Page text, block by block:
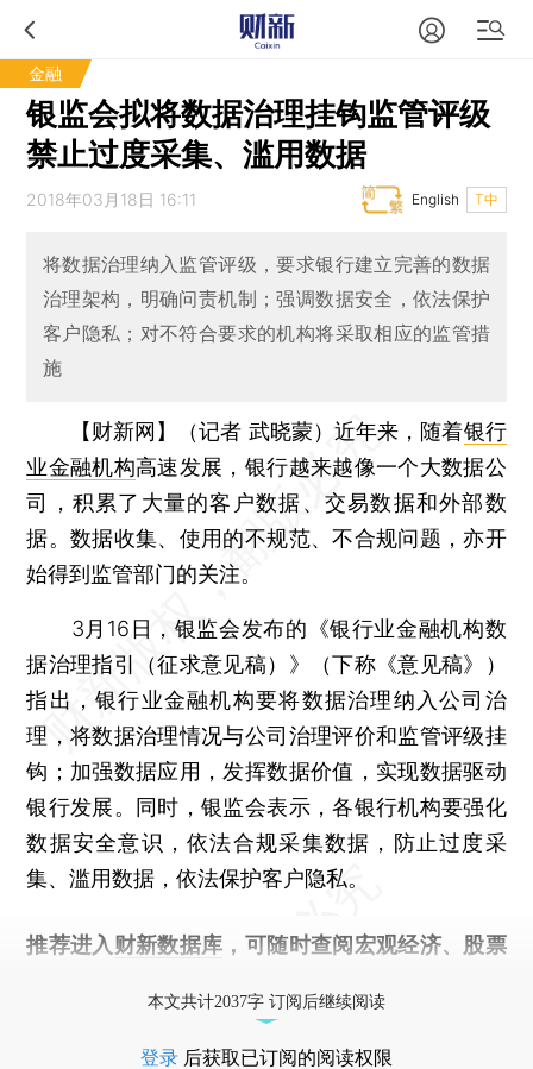
金融
银监会拟将数据治理挂钩监管评级
禁止过度采集、滥用数据
2018年03月18日 16:11 T中
English
将数据治理纳入监管评级，要求银行建立完善的数据
治理架构，明确问责机制；强调数据安全，依法保护
客户隐私；对不符合要求的机构将采取相应的监管措
施
【财新网】（记者 武晓蒙） 近年来，随着银行
业金融机构高速发展，银行越来越像一个大数据公
司，积累了大量的客户数据、交易数据和外部数
据。数据收集、使用的不规范、不合规问题，亦开
始得到监管部门的关注。
3月16日，银监会发布的《银行业金融机构数
据治理指引（征求意见稿）》（下称《意见稿》）
指出，银行业金融机构要将数据治理纳入公司治
理，将数据治理情况与公司治理评价和监管评级挂
钩；加强数据应用，发挥数据价值，实现数据驱动
银行发展。同时，银监会表示，各银行机构要强化
数据安全意识，依法合规采集数据，防止过度采
集、滥用数据，依法保护客户隐私。
推荐进入 财新数据库 ，可随时查阅宏观经济、股票
本文共计2037字 订阅后继续阅读
登录 后获取已订阅的阅读权限